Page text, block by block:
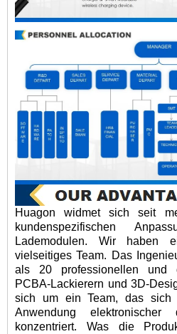
Huagon widmet sich seit
kundenspezifischen
Lademodulen. Wir haben
vielseitiges Team. Das
als 20 professionellen und
PCBA-Lackierern und 3D-
sich um ein Team, das sich
Anwendung elektronischer
konzentriert. Was die